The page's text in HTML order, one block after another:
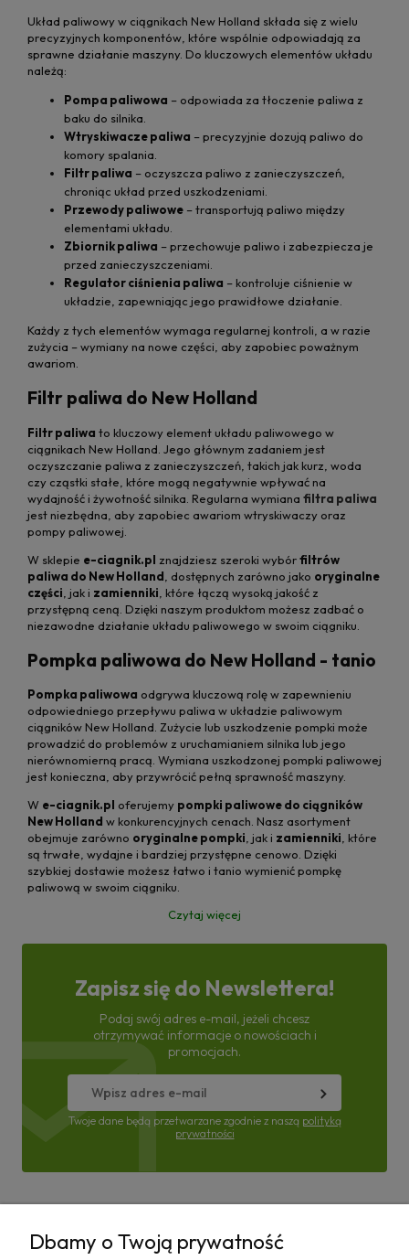
Układ paliwowy w ciągnikach New Holland składa się z wielu
precyzyjnych komponentów, które wspólnie odpowiadają za
sprawne działanie maszyny. Do kluczowych elementów układu
należą:
Pompa paliwowa – odpowiada za tłoczenie paliwa z
baku do silnika.
Wtryskiwacze paliwa – precyzyjnie dozują paliwo do
komory spalania.
Filtr paliwa – oczyszcza paliwo z zanieczyszczeń,
chroniąc układ przed uszkodzeniami.
Przewody paliwowe – transportują paliwo między
elementami układu.
Zbiornik paliwa – przechowuje paliwo i zabezpiecza je
przed zanieczyszczeniami.
Regulator ciśnienia paliwa – kontroluje ciśnienie w
układzie, zapewniając jego prawidłowe działanie.
Każdy z tych elementów wymaga regularnej kontroli, a w razie
zużycia – wymiany na nowe części, aby zapobiec poważnym
awariom.
Filtr paliwa do New Holland
Filtr paliwa to kluczowy element układu paliwowego w
ciągnikach New Holland. Jego głównym zadaniem jest
oczyszczanie paliwa z zanieczyszczeń, takich jak kurz, woda
czy cząstki stałe, które mogą negatywnie wpływać na
wydajność i żywotność silnika. Regularna wymiana filtra paliwa
jest niezbędna, aby zapobiec awariom wtryskiwaczy oraz
pompy paliwowej.
W sklepie e-ciagnik.pl znajdziesz szeroki wybórfiltrów
paliwa do New Holland , dostępnych zarówno jako oryginalne
części , jak i zamienniki , które łączą wysoką jakość z
przystępną ceną. Dzięki naszym produktom możesz zadbać o
niezawodne działanie układu paliwowego w swoim ciągniku.
Pompka paliwowa do New Holland - tanio
Pompka paliwowa odgrywa kluczową rolę w zapewnieniu
odpowiedniego przepływu paliwa w układzie paliwowym
ciągników New Holland. Zużycie lub uszkodzenie pompki może
prowadzić do problemów z uruchamianiem silnika lub jego
nierównomierną pracą. Wymiana uszkodzonej pompki paliwowej
jest konieczna, aby przywrócić pełną sprawność maszyny.
W e-ciagnik.pl oferujemy pompki paliwowe do ciągników
New Holland w konkurencyjnych cenach. Nasz asortyment
obejmuje zarówno oryginalne pompki , jak i zamienniki , które
są trwałe, wydajne i bardziej przystępne cenowo. Dzięki
szybkiej dostawie możesz łatwo i tanio wymienić pompkę
paliwową w swoim ciągniku.
Czytaj więcej
Zapisz się do Newslettera!
Podaj swój adres e-mail, jeżeli chcesz
otrzymywać informacje o nowościach i
promocjach.
Twoje dane będą przetwarzane zgodnie z naszą polityką
prywatności
Dbamy o Twoją prywatność